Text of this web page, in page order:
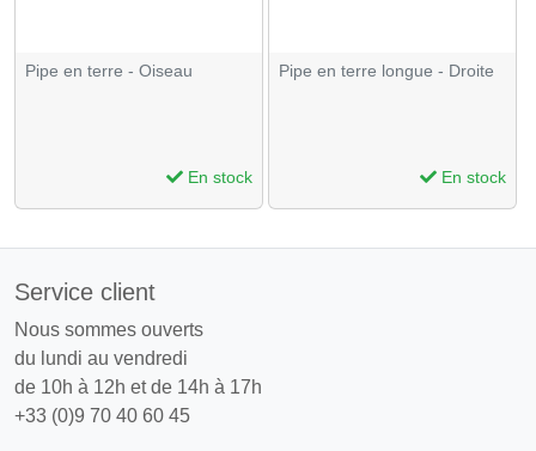
Pipe en terre - Oiseau
En stock
Pipe en terre longue - Droite
En stock
Service client
Nous sommes ouverts
du lundi au vendredi
de 10h à 12h et de 14h à 17h
+33 (0)9 70 40 60 45